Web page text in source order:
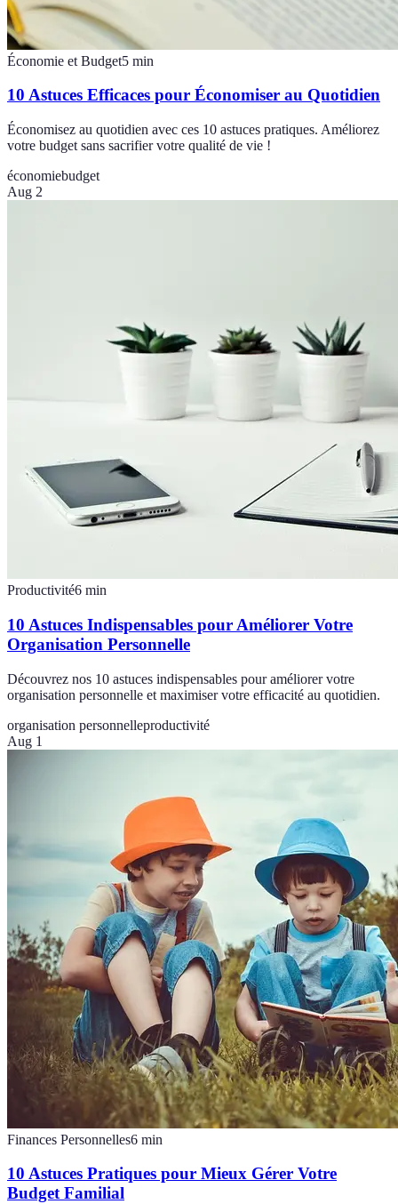
Économie et Budget5 min
10 Astuces Efficaces pour Économiser au Quotidien
Économisez au quotidien avec ces 10 astuces pratiques. Améliorez
votre budget sans sacrifier votre qualité de vie !
économiebudget
Aug 2
Productivité6 min
10 Astuces Indispensables pour Améliorer Votre
Organisation Personnelle
Découvrez nos 10 astuces indispensables pour améliorer votre
organisation personnelle et maximiser votre efficacité au quotidien.
organisation personnelleproductivité
Aug 1
Finances Personnelles6 min
10 Astuces Pratiques pour Mieux Gérer Votre
Budget Familial